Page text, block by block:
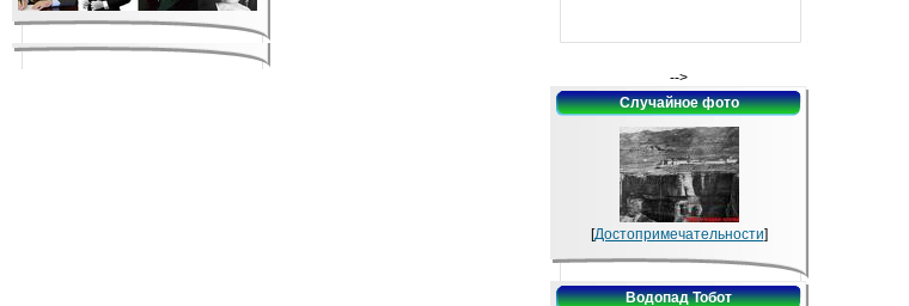
-->
Случайное фото
[Достопримечательности]
Водопад Тобот